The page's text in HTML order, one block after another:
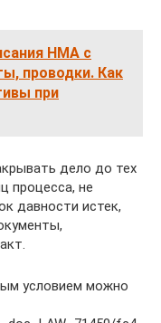
НМА с
проводки. Как
при
дело до тех
процесса, не
давности истек,
условием можно